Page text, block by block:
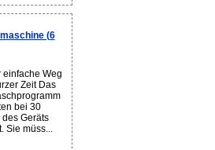
(6
einfache Weg
Zeit Das
bei 30
Geräts
Sie müss...